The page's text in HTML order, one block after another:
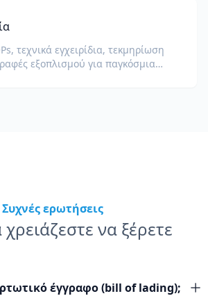
τεχνικά εγχειρίδια, τεκμηρίωση
εξοπλισμού για παγκόσμια
Συχνές ερωτήσεις
να ξέρετε
έγγραφο (bill of lading);